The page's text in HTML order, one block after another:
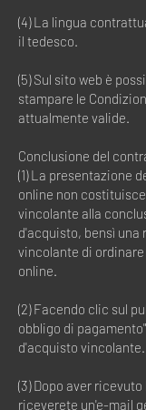
(4) La lingua
il tedesco.
(5) Sul sito web è
stampare le
attualmente valide.
Conclusione del
(1) La presentazione
online non
vincolante alla
d'acquisto, bensì una
vincolante di
online.
(2) Facendo clic sul
obbligo di
d'acquisto vincolante.
(3) Dopo aver
riceverete un'e-mail